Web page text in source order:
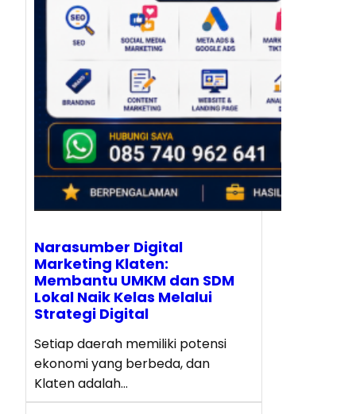
Narasumber Digital
Marketing Klaten:
Membantu UMKM dan SDM
Lokal Naik Kelas Melalui
Strategi Digital
Setiap daerah memiliki potensi
ekonomi yang berbeda, dan
Klaten adalah…